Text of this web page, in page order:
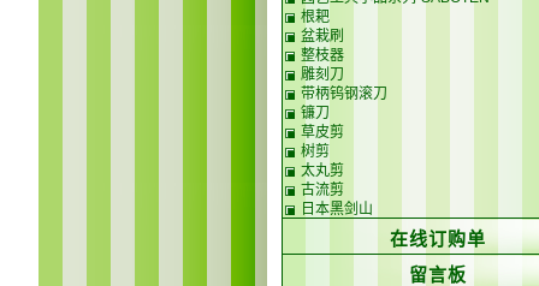
根耙
盆栽刷
整枝器
雕刻刀
带柄钨钢滚刀
镰刀
草皮剪
树剪
太丸剪
古流剪
日本黑剑山
在线订购单
留言板